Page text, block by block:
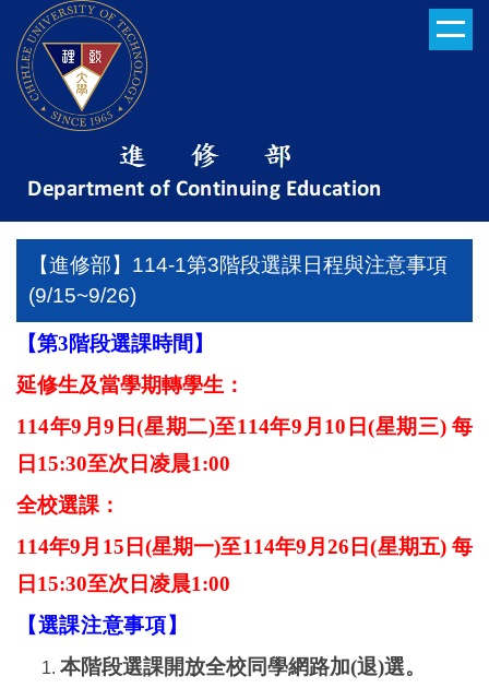
到
主
要
【進修部】114-1第3階段選課日程與注意事項
(9/15~9/26)
【第3階段選課時間】
延修生及當學期轉學生：
114年9 月9 日(星期二)至114年9 月 10 日(星期三)每
日 15:30至次日凌晨1:00
全校選課：
114年9月 15 日(星期一)至114年9月26 日(星期五)每
日 15:30至次日凌晨1:00
【選課注意事項】
本階段選課開放全校同學網路加(退)選。